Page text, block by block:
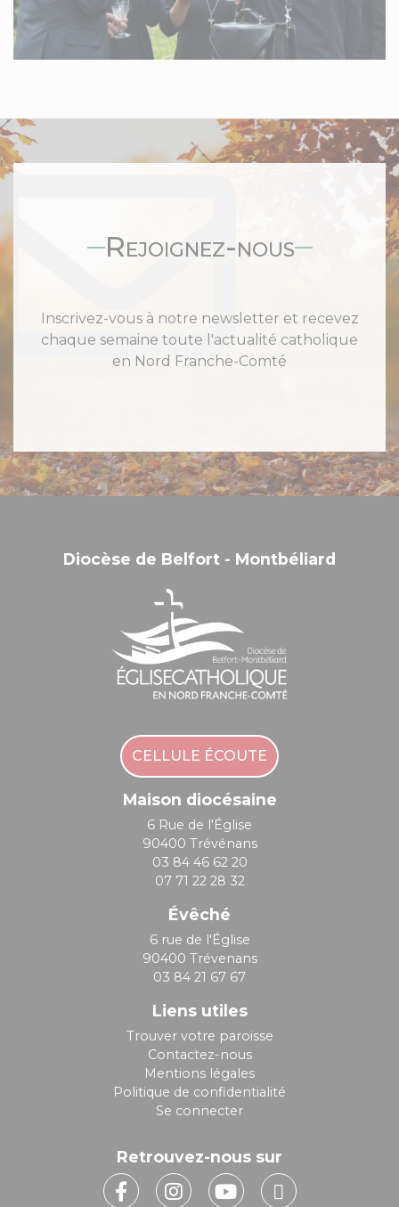
Rejoignez-nous
Inscrivez-vous à notre newsletter et recevez
chaque semaine toute l'actualité catholique
en Nord Franche-Comté
Diocèse de Belfort - Montbéliard
CELLULE ÉCOUTE
Maison diocésaine
6 Rue de l'Église
90400 Trévénans
03 84 46 62 20
07 71 22 28 32
Évêché
6 rue de l'Église
90400 Trévenans
03 84 21 67 67
Liens utiles
Trouver votre paroisse
Contactez-nous
Mentions légales
Politique de confidentialité
Se connecter
Retrouvez-nous sur